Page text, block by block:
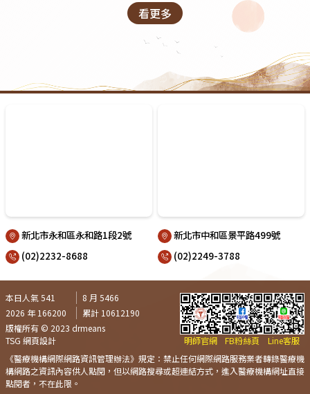
看更多
新北市永和區永和路1段2號
(02)2232-8688
新北市中和區景平路499號
(02)2249-3788
本日人氣 541
8 月 5466
2026 年 166200
累計 10612190
版權所有 © 2023 drmeans
TSG 網頁設計
明師官網 FB粉絲頁
Line客服
《醫療機構網際網路資訊管理辦法》規定：禁止任何網際網路服務業者轉錄醫療機
構網路之資訊內容供人點閱，但以網路搜尋或超連結方式，進入醫療機構網址直接
點閱者，不在此限。